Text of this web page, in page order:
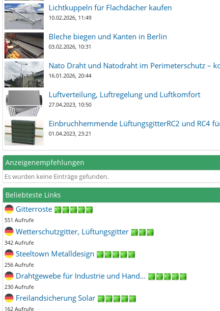
Lichtkuppeln für Flachdächer kaufen
10.02.2026, 11:49
Bleche biegen und Kanten in Berlin
03.02.2026, 10:31
Nato Draht und Natodraht im Perimeterschutz –
16.01.2026, 20:44
Luftverteilung, Luftregelung und Luftkomfort
27.04.2023, 10:50
Einbruchhemmende LüftungsgitterRC2 und RC4
01.04.2023, 23:21
Anzeigenempfehlungen
Es wurden keine Einträge gefunden.
Beliebteste Links
Gitterroste
551 Aufrufe
Wetterschutzgitter, Lüftungsgitter
342 Aufrufe
Steeltown Metalldesign
256 Aufrufe
Drahtgewebe für Industrie und Hand…
230 Aufrufe
Freilandsicherung Solar
162 Aufrufe